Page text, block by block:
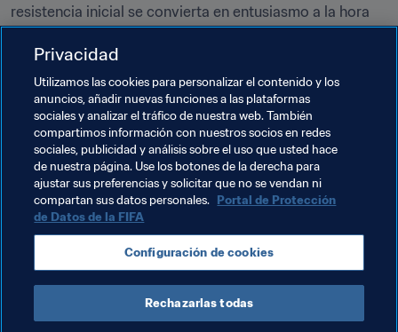
resistencia inicial se convierta en entusiasmo a la hora
de valorar las ideas que ella propone. “Hemos visto un
cambio que nunca antes se había producido, y todas las
chicas lo están notando también”.
Si tienen éxito, sus métodos se implantarán en todas
las categorías de la selección nacional femenina
“Todo está empezando con la selección sub-19. Somos
el ejemplo que va a contagiarlo todo, hacia arriba y
también hacia abajo”.
Tras reservar el pase este fin de semana a la ronda final
de clasificación para la Copa Sub-19 Femenina de la
AFC, parece que a Katayoun Khosrowyar le están
saliendo las cosas tal y como ella las había planeado.
Privacidad
Utilizamos las cookies para personalizar el contenido y los
anuncios, añadir nuevas funciones a las plataformas
sociales y analizar el tráfico de nuestra web. También
compartimos información con nuestros socios en redes
sociales, publicidad y análisis sobre el uso que usted hace
de nuestra página. Use los botones de la derecha para
ajustar sus preferencias y solicitar que no se vendan ni
compartan sus datos personales. Portal de Protección
de Datos de la FIFA
Configuración de cookies
Rechazarlas todas